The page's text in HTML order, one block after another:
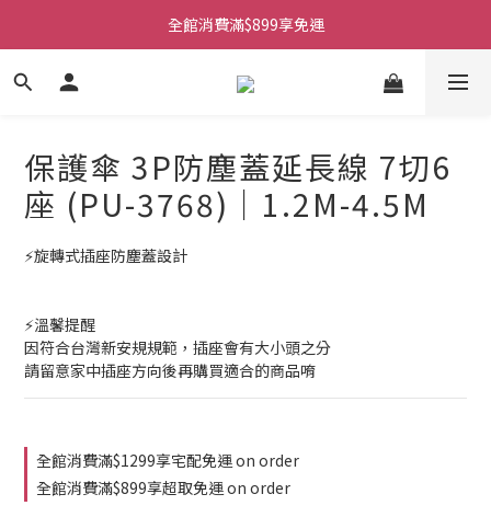
全館消費滿$899享免運
保護傘 3P防塵蓋延長線 7切6
座 (PU-3768)｜1.2M-4.5M
⚡旋轉式插座防塵蓋設計
⚡溫馨提醒
因符合台灣新安規規範，插座會有大小頭之分
請留意家中插座方向後再購買適合的商品唷
全館消費滿$1299享宅配免運 on order
全館消費滿$899享超取免運 on order